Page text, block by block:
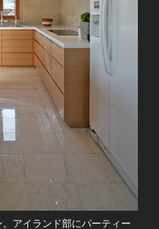
アイランド部にパーティー